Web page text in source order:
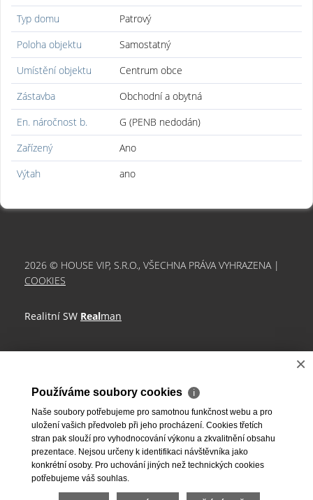
Typ domu
Patrový
Poloha objektu
Samostatný
Umístění objektu
Centrum obce
Zástavba
Obchodní a obytná
En. náročnost b.
G (PENB nedodán)
Zařízený
Ano
Výtah
ano
2026 © HOUSE VIP, S.R.O., VŠECHNA PRÁVA VYHRAZENA |
COOKIES
Realitní SW Realman
×
Používáme soubory cookies ℹ
Naše soubory potřebujeme pro samotnou funkčnost webu a pro
uložení vašich předvoleb při jeho procházení. Cookies třetích
stran pak slouží pro vyhodnocování výkonu a zkvalitnění obsahu
prezentace. Nejsou určeny k identifikaci návštěvníka jako
konkrétní osoby. Pro uchování jiných než technických cookies
potřebujeme váš souhlas.